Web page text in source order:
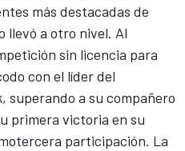
más destacadas de
llevó a otro nivel. Al
sin licencia para
con el líder del
superando a su compañero
primera victoria en su
participación. La